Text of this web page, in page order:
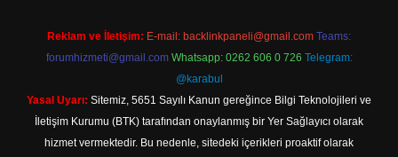
Reklam ve İletişim: E-mail: backlinkpaneli@gmail.com Teams:
forumhizmeti@gmail.com Whatsapp: 0262 606 0 726 Telegram:
@karabul
Yasal Uyarı: Sitemiz, 5651 Sayılı Kanun gereğince Bilgi Teknolojileri ve
İletişim Kurumu (BTK) tarafından onaylanmış bir Yer Sağlayıcı olarak
hizmet vermektedir. Bu nedenle, sitedeki içerikleri proaktif olarak